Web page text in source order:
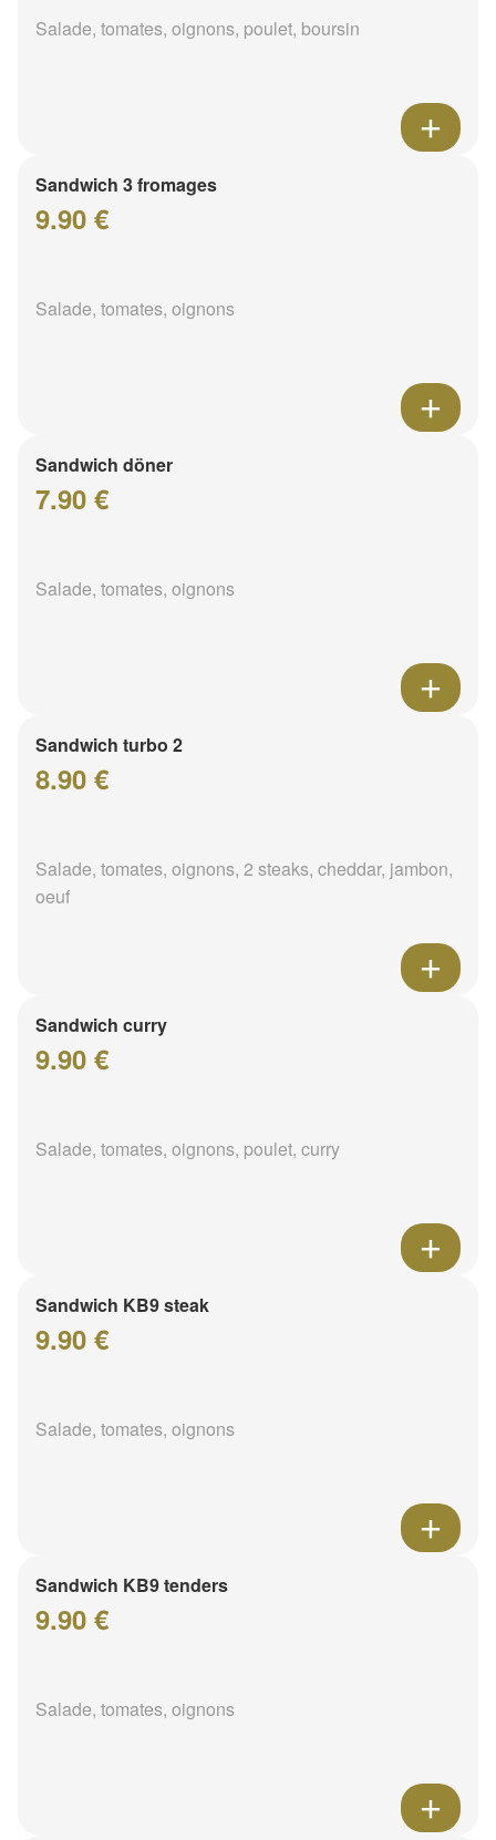
Salade, tomates, oignons, poulet, boursin
Sandwich 3 fromages
9.90 €
Salade, tomates, oignons
Sandwich döner
7.90 €
Salade, tomates, oignons
Sandwich turbo 2
8.90 €
Salade, tomates, oignons, 2 steaks, cheddar, jambon,
oeuf
Sandwich curry
9.90 €
Salade, tomates, oignons, poulet, curry
Sandwich KB9 steak
9.90 €
Salade, tomates, oignons
Sandwich KB9 tenders
9.90 €
Salade, tomates, oignons